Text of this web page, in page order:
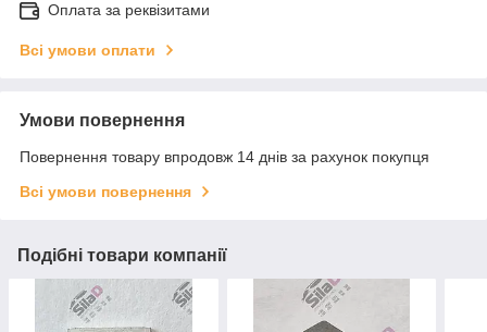
Оплата за реквізитами
Всі умови оплати
Умови повернення
Повернення товару впродовж 14 днів за рахунок покупця
Всі умови повернення
Подібні товари компанії